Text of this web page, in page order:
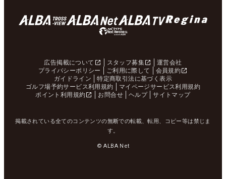
広告掲載について スタッフ募集
運営会社
プライバシーポリシー
ご利用に際して
会員規約
ガイドライン
特定商取引法に基づく表示
ゴルフ場予約サービス利用規約
マイページサービス利用規約
ポイント利用規約
お問合せ ヘルプ サイトマップ
掲載されている全てのコンテンツの無断での転載、転用、コピー等は禁じま
す。
© ALBA Net